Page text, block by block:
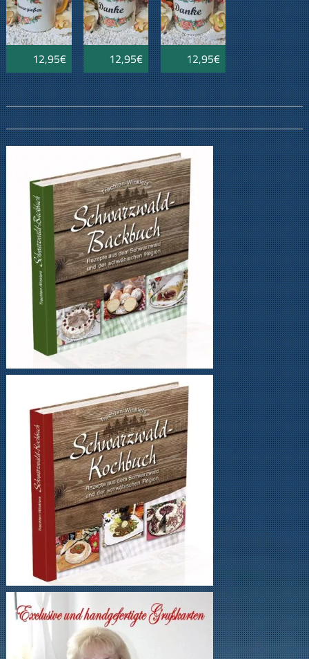
12,95€ 12,95€
blau
12,95€